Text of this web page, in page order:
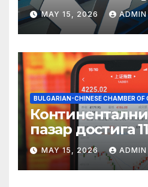
пазаруването
MAY 15, 2026 ADMIN
BULGARIAN-CHINESE CHAMBER
пазар достига
връх
MAY 15, 2026 ADMIN